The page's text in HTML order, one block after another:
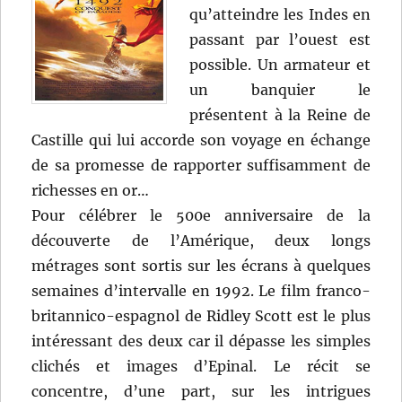
qu’atteindre les Indes en
passant par l’ouest est
possible. Un armateur et
un banquier le
présentent à la Reine de
Castille qui lui accorde son voyage en échange
de sa promesse de rapporter suffisamment de
richesses en or…
Pour célébrer le 500e anniversaire de la
découverte de l’Amérique, deux longs
métrages sont sortis sur les écrans à quelques
semaines d’intervalle en 1992. Le film franco-
britannico-espagnol de Ridley Scott est le plus
intéressant des deux car il dépasse les simples
clichés et images d’Epinal. Le récit se
concentre, d’une part, sur les intrigues